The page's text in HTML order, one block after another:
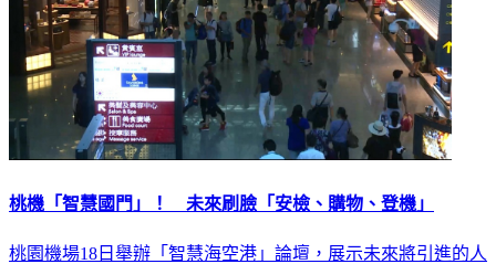
桃機「智慧國門」！ 未來刷臉「安檢、購物、登機」
桃園機場18日舉辦「智慧海空港」論壇，展示未來將引進的人